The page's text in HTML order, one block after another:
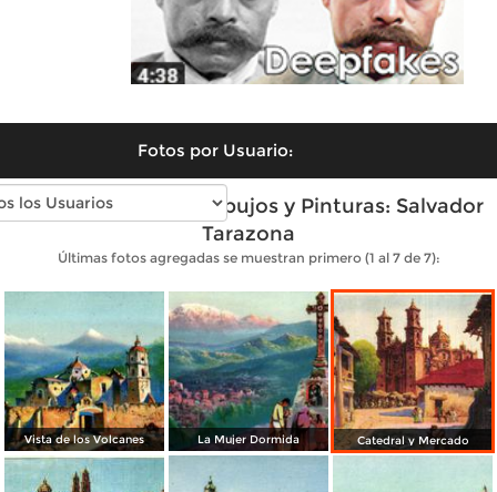
Fotos por Usuario:
Fotos antiguas de Dibujos y Pinturas: Salvador
Tarazona
Últimas fotos agregadas se muestran primero (1 al 7 de 7):
Vista de los Volcanes La Mujer Dormida Catedral y Mercado